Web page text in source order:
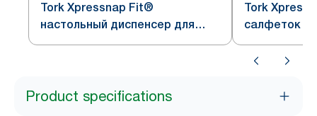
Tork Xpressnap Fit®
настольный диспенсер для
салфеток, черный, система
Tork
салфеток
черный,
Product specifications